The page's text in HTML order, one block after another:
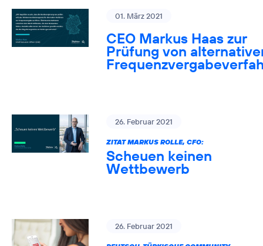
01. März 2021
CEO Markus Haas zur
Prüfung von
26. Februar 2021
ZITAT MARKUS ROLLE, CFO:
Scheuen keinen
Wettbewerb
26. Februar 2021